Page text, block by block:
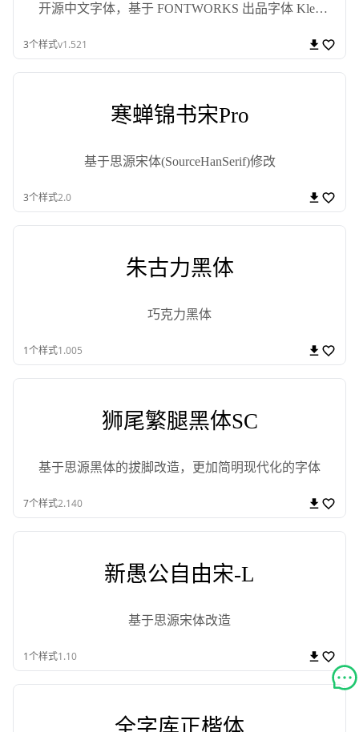
开源中文字体，基于 FONTWORKS 出品字体 Klee
3个样式v1.521
寒蝉锦书宋Pro
基于思源宋体(SourceHanSerif)修改
3个样式2.0
朱古力黑体
巧克力黑体
1个样式1.005
狮尾繁腿黑体SC
基于思源黑体的拔脚改造，更加简明现代化的字体
7个样式2.140
新愚公自由宋-L
基于思源宋体改造
1个样式1.10
全字库正楷体